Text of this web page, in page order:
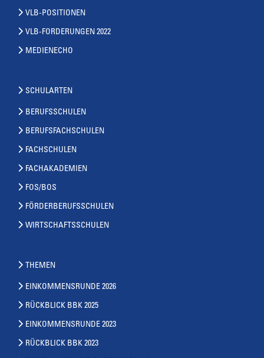
VLB-POSITIONEN
VLB-FORDERUNGEN 2022
MEDIENECHO
SCHULARTEN
BERUFSSCHULEN
BERUFSFACHSCHULEN
FACHSCHULEN
FACHAKADEMIEN
FOS/BOS
FÖRDERBERUFSSCHULEN
WIRTSCHAFTSSCHULEN
THEMEN
EINKOMMENSRUNDE 2026
RÜCKBLICK BBK 2025
EINKOMMENSRUNDE 2023
RÜCKBLICK BBK 2023